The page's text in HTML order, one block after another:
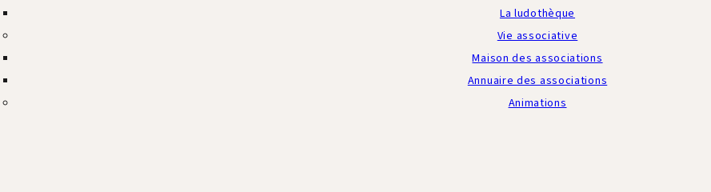
La ludothèque
Vie associative
Maison des associations
Annuaire des associations
Animations